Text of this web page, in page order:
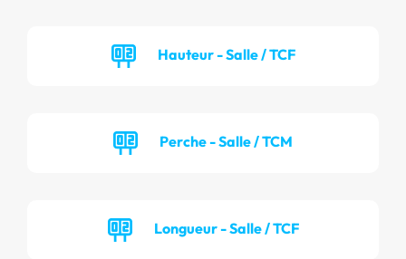
Hauteur - Salle / TCF
Perche - Salle / TCM
Longueur - Salle / TCF